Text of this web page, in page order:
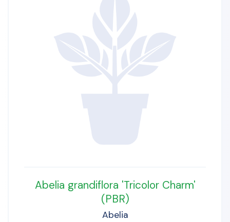
Abelia grandiflora 'Tricolor Charm'
(PBR)
Abelia